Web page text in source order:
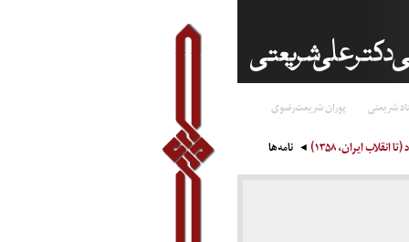
شریعتی پوران شریعت‌رضوی
انقلاب ایران، ۱۳۵۸) نامه‌ها